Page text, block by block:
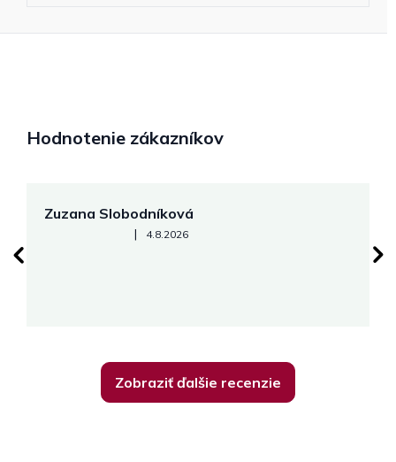
Hodnotenie zákazníkov
Zuzana Slobodníková
Hodnotenie obchodu je 5 z 5 hviezdičiek.
| 4.8.2026
Zobraziť ďalšie recenzie